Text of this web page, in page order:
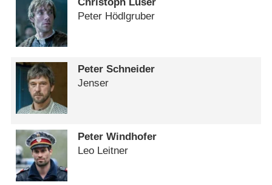
Peter Hödlgruber
Peter Schneider
Jenser
Peter Windhofer
Leo Leitner